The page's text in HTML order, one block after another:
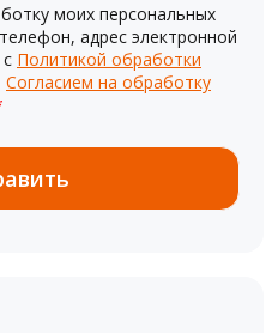
моих персональных
адрес электронной
Политикой обработки
Согласием на обработку